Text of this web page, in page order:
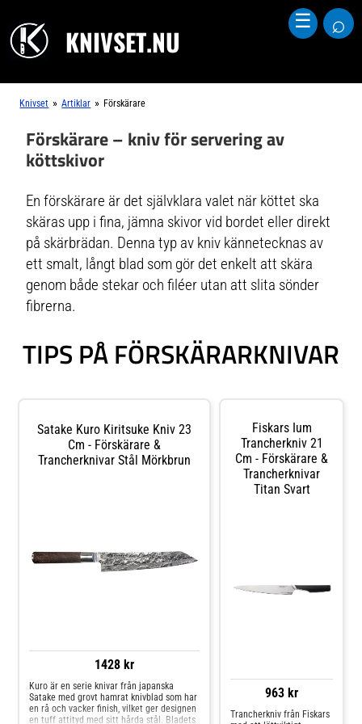
KNIVSET.NU
☰ ⌕
Knivset » Artiklar » Förskärare
Förskärare – kniv för servering av
köttskivor
En förskärare är det självklara valet när köttet ska
skäras upp i fina, jämna skivor vid bordet eller direkt
på skärbrädan. Denna typ av kniv kännetecknas av
ett smalt, långt blad som gör det enkelt att skära
genom både stekar och filéer utan att slita sönder
fibrerna.
TIPS PÅ FÖRSKÄRARKNIVAR
Satake Kuro Kiritsuke Kniv 23
Cm - Förskärare &
Trancherknivar Stål Mörkbrun
1428 kr
Kuro är en serie knivar från japanska
Satake med grovt hamrat knivblad som har
en rå och vacker finish, vilket ger designen
en tuff attityd med sitt hårda stål. Bladets
Fiskars Ium
Trancherkniv 21
Cm - Förskärare &
Trancherknivar
Titan Svart
963 kr
Trancherkniv från Fiskars